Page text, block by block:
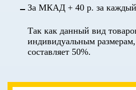
За МКАД + 40 р. за
Так как данный вид
индивидуальным
составляет 50%.